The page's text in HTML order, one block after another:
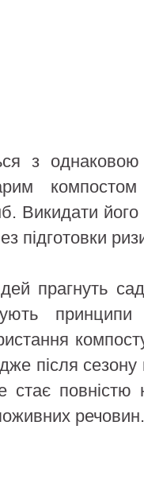
з
компостом
Викидати
підготовки
прагнуть
принципи
після
стає повністю
речовин.